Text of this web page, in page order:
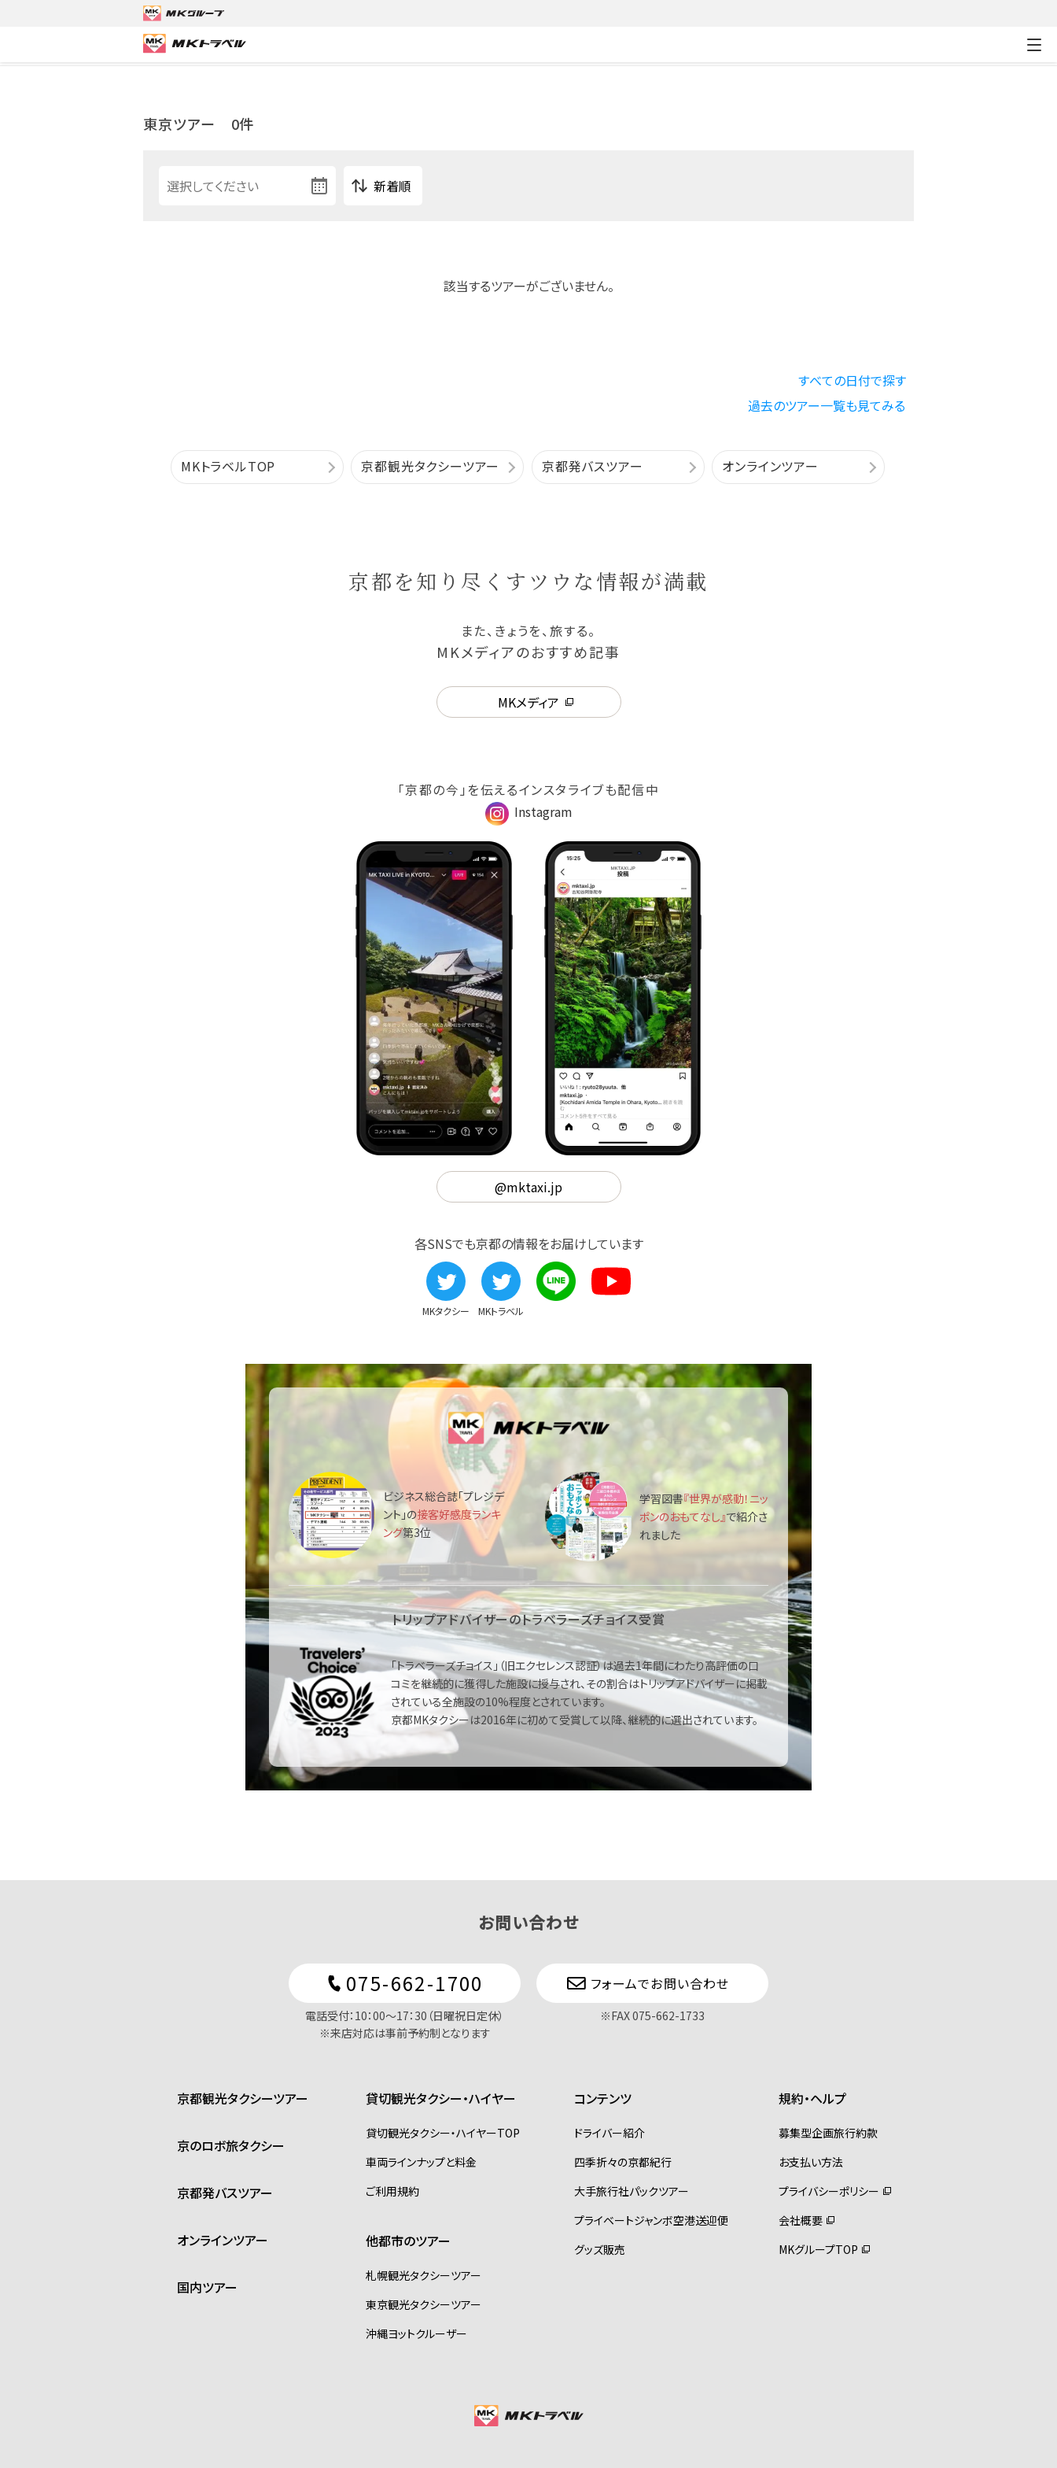
MKトラベルTOP 東京ツアー
東京ツアー 0件
該当するツアーがございません。
すべての日付で探す
過去のツアー一覧も見てみる
MKトラベルTOP 京都観光タクシーツアー 京都発バスツアー オンラインツアー
京都を知り尽くす ツウな情報が満載
また、きょうを、旅する。
MKメディアのおすすめ記事
MKメディア
「京都の今」を伝えるインスタライブも配信中
Instagram
@mktaxi.jp
各SNSでも京都の情報をお届けしています
MKタクシー MKトラベル
ビジネス総合誌「プレジデ
ント」の接客好感度ランキ
ング第3位
学習図書『世界が感動！ニッ
ポンのおもてなし』で紹介さ
れました
トリップアドバイザーのトラベラーズチョイス受賞
「トラベラーズチョイス」（旧エクセレンス認証）は過去1年間にわたり高評価の口
コミを継続的に獲得した施設に授与され、その割合はトリップアドバイザーに掲載
されている全施設の10%程度とされています。
京都MKタクシーは2016年に初めて受賞して以降、継続的に選出されています。
お問い合わせ
075-662-1700
電話受付：10：00〜17：30（日曜祝日定休）
※来店対応は事前予約制となります
フォームでお問い合わせ
※FAX 075-662-1733
京都観光タクシーツアー
京のロボ旅タクシー
京都発バスツアー
オンラインツアー
国内ツアー
貸切観光タクシー・ハイヤー
貸切観光タクシー・ハイヤーTOP
車両ラインナップと料金
ご利用規約
他都市のツアー
札幌観光タクシーツアー
東京観光タクシーツアー
沖縄ヨットクルーザー
コンテンツ
ドライバー紹介
四季折々の京都紀行
大手旅行社パックツアー
プライベートジャンボ空港送迎便
グッズ販売
規約・ヘルプ
募集型企画旅行約款
お支払い方法
プライバシーポリシー
会社概要
MKグループTOP